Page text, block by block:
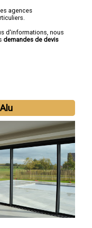
agences
d'informations, nous
demandes de devis
:Aurillac,
,
Naucelles